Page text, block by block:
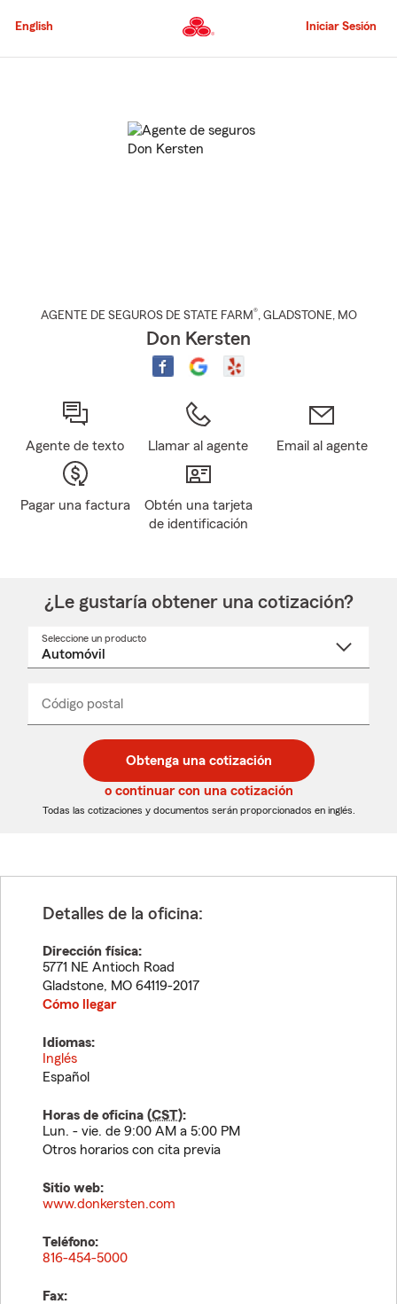
al
principal
English Iniciar Sesión
AGENTE DE SEGUROS DE STATE FARM®, GLADSTONE, MO
Don Kersten
Agente de texto Llamar al agente Email al agente
Pagar una factura
Obtén una tarjeta
de identificación
¿Le gustaría obtener una cotización?
Seleccione un producto
desplegable
Código postal
de
5
dígitos
de
5
dígitos
_____
Obtenga una cotización
o continuar con una cotización
Todas las cotizaciones y documentos serán proporcionados en inglés.
Detalles de la oficina:
Dirección física:
5771 NE Antioch Road
Gladstone, MO 64119-2017
Cómo llegar
Idiomas:
Inglés
Español
Horas de oficina (CST):
Lun. - vie. de 9:00 AM a 5:00 PM
Otros horarios con cita previa
Sitio web:
www.donkersten.com
Teléfono:
816-454-5000
Fax: